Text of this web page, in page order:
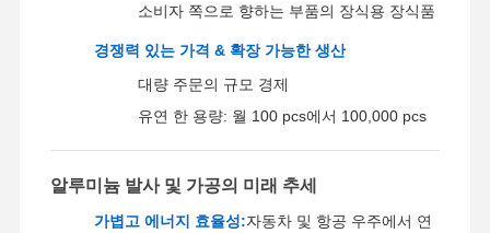
자동차 부품 제조
다이 캐스팅 인클로저
빠른 프로토 타이핑
금속 표면 처리
소비자 쪽으로 향하는 부품의 장식용 장식품
경쟁력 있는 가격 & 확장 가능한 생산
대량 주문의 규모 경제
유연 한 용량: 월 100 pcs에서 100,000 pcs
알루미늄 발사 및 가공의 미래 추세
가볍고 에너지 효율성:자동차 및 항공 우주에서 연